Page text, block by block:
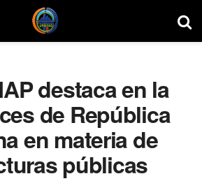
destaca en la
de República
en materia de
públicas